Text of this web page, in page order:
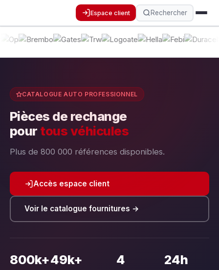
Espace client Rechercher
CATALOGUE AUTO PROFESSIONNEL
Pièces de rechange
pour tous véhicules
Plus de 800 000 références disponibles.
Accès espace client
Voir le catalogue fournitures →
800k+49k+ 4 24h